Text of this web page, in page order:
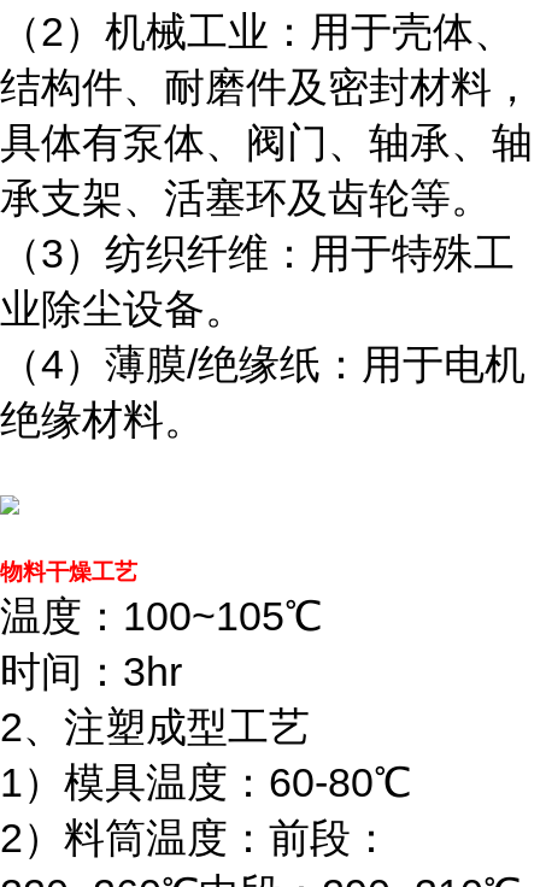
（2）机械工业：用于壳体、
结构件、耐磨件及密封材料，
具体有泵体、阀门、轴承、轴
承支架、活塞环及齿轮等。
（3）纺织纤维：用于特殊工
业除尘设备。
（4）薄膜/绝缘纸：用于电机
绝缘材料。
物料干燥工艺
温度：100~105℃
时间：3hr
2、注塑成型工艺
1）模具温度：60-80℃
2）料筒温度：前段：